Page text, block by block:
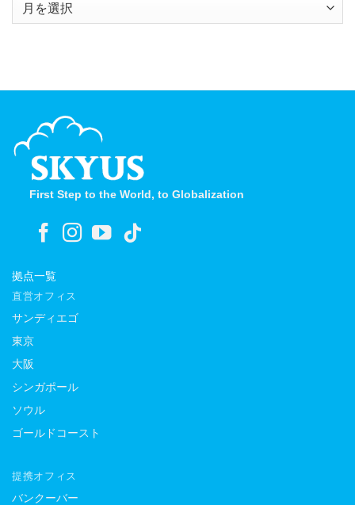
First Step to the World, to Globalization
拠点一覧
直営オフィス
サンディエゴ
東京
大阪
シンガポール
ソウル
ゴールドコースト
提携オフィス
バンクーバー